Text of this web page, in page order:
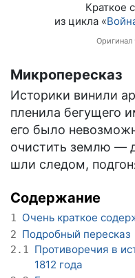
Краткое
из цикла «
Оригинал
Микропересказ
Историки винили
пленила бегущего
его было
очистить землю —
шли следом,
Содержание
1 Очень краткое
2 Подробный пересказ
2.1 Противоречия в
1812 года